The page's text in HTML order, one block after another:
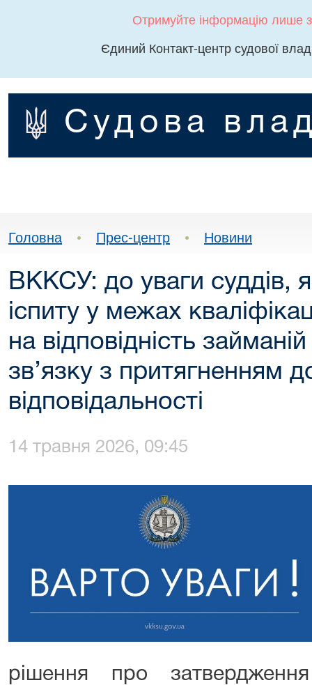
Отримуйте інформацію лише
Єдиний Контакт-центр судової
Судова
Головна • Прес-центр • Новини
ВККСУ: до уваги суддів,
іспиту у межах
на відповідність
зв’язку з притягненням
відповідальності
14 травня 2026, 09:45
рішення про